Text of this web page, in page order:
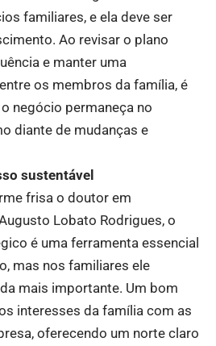
familiares, e ela deve ser
Ao revisar o plano
e manter uma
os membros da família, é
negócio permaneça no
diante de mudanças e
sustentável
frisa o doutor em
Lobato Rodrigues, o
é uma ferramenta essencial
mas nos familiares ele
mais importante. Um bom
interesses da família com as
oferecendo um norte claro